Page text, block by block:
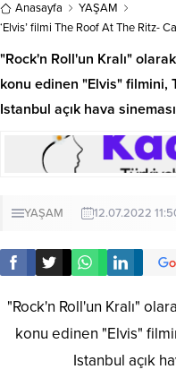
Anasayfa
YAŞAM
‘Elvis’ filmi The Roof At The Ritz-
"Rock'n Roll'un Kralı"
konu edinen "Elvis" filmini,
Istanbul açık hava
YAŞAM 12.07.2022
"Rock'n Roll'un Kralı"
konu edinen "Elvis"
Istanbul açık